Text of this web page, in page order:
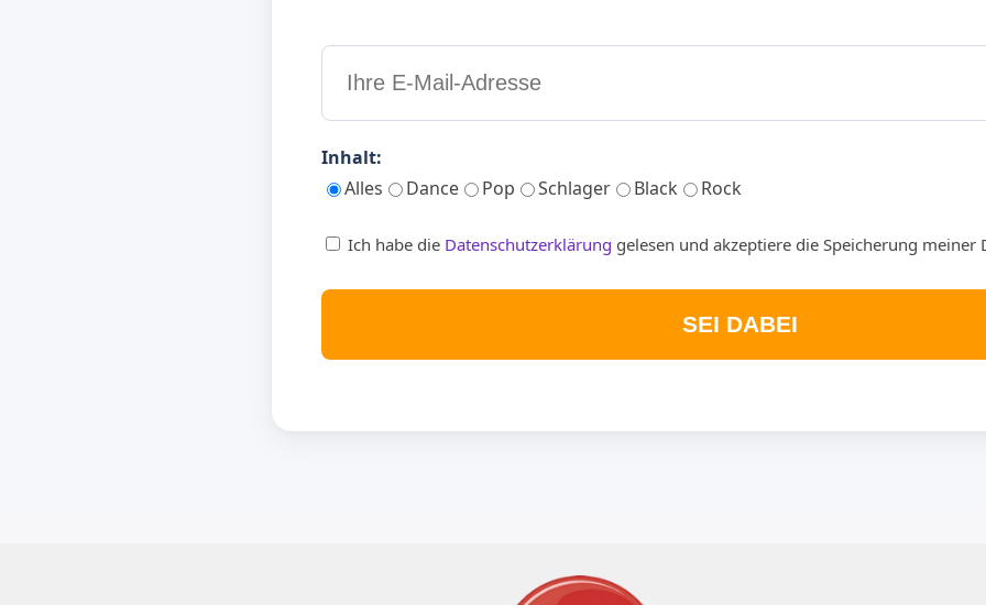
Inhalt:
Alles
Dance Pop Schlager Black Rock
Ich habe die Datenschutzerklärung gelesen und akzeptiere die Speicherung meiner
SEI DABEI